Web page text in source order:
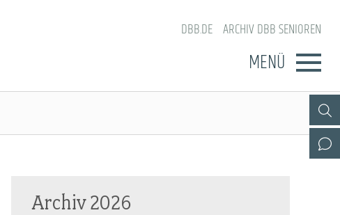
DBB.DE ARCHIV DBB SENIOREN
MENÜ
Archiv 2026